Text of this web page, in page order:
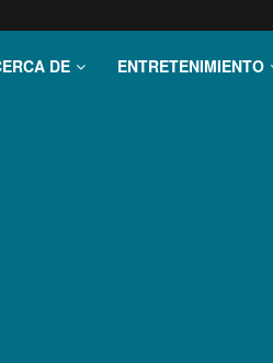
DE ENTRETENIMIENTO